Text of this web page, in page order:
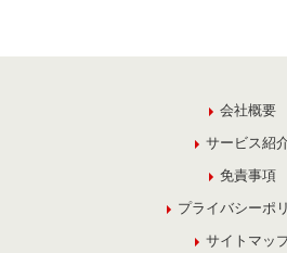
会社概要
サービス紹
免責事項
プライバシーポ
サイトマッ